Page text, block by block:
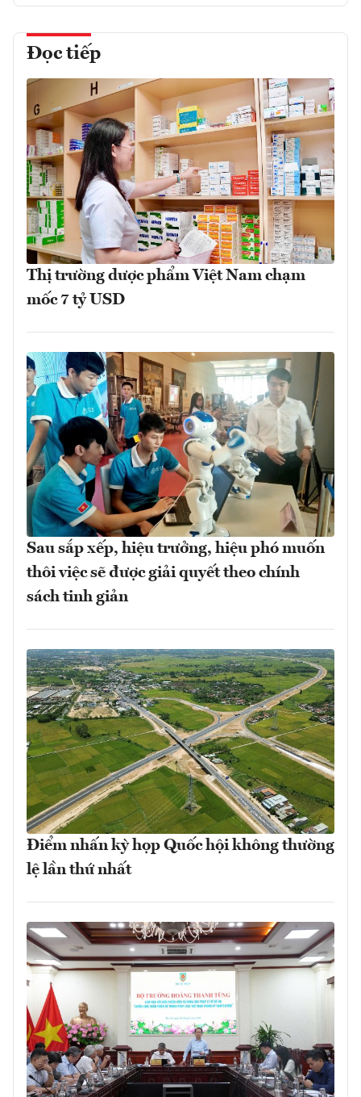
Đọc tiếp
Thị trường dược phẩm Việt Nam chạm
mốc 7 tỷ USD
Sau sắp xếp, hiệu trưởng, hiệu phó muốn
thôi việc sẽ được giải quyết theo chính
sách tinh giản
Điểm nhấn kỳ họp Quốc hội không thường
lệ lần thứ nhất